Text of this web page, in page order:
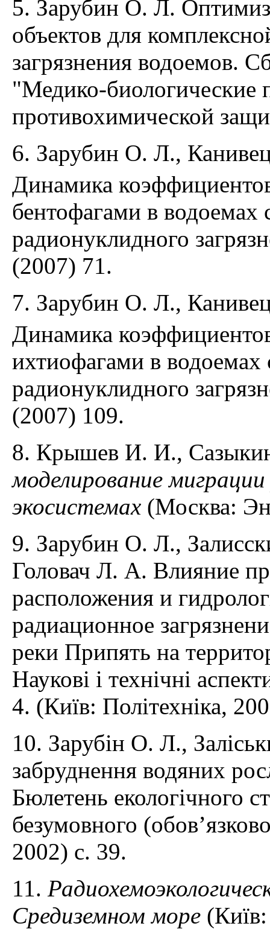
5. Зарубин О. Л.
объектов для
загрязнения водоемов.
"Медико-биологические
противохимической
6. Зарубин О. Л.,
Динамика
бентофагами в
радионуклидного
(2007) 71.
7. Зарубин О. Л.,
Динамика
ихтиофагами в
радионуклидного
(2007) 109.
8. Крышев И. И.,
моделирование
экосистемах (Москва:
9. Зарубин О. Л.,
Головач Л. А. Влияние
расположения и
радиационное
реки Припять на
Наукові і технічні
4. (Київ: Політехніка,
10. Зарубін О. Л.,
забруднення водяних
Бюлетень екологічного
безумовного
2002) с. 39.
11.
Средиземном море